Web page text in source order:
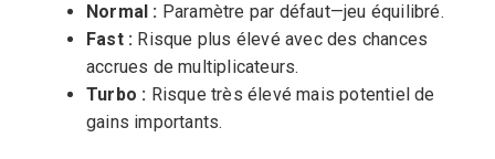
Normal : Paramètre par défaut—jeu équilibré.
Fast : Risque plus élevé avec des chances
accrues de multiplicateurs.
Turbo : Risque très élevé mais potentiel de
gains importants.